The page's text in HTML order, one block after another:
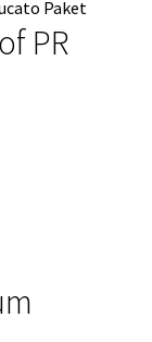
PR